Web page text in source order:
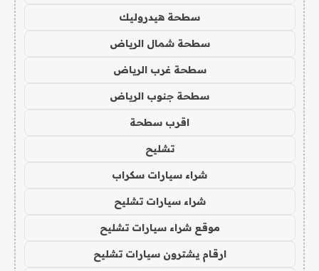
سطحة هيدروليك
سطحة شمال الرياض
سطحة غرب الرياض
سطحة جنوب الرياض
اقرب سطحة
تشليح
شراء سيارات سكراب
شراء سيارات تشليح
موقع شراء سيارات تشليح
ارقام يشترون سيارات تشليح